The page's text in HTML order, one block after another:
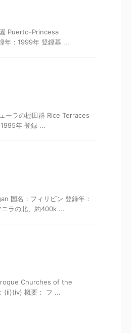
Puerto-Princesa
年：1999年 登録基 ...
ーラの棚田群 Rice Terraces
年 登録 ...
国名：フィリピン 登録年：
ラの北、約400k ...
Churches of the
(ii)(iv) 概要： フ ...